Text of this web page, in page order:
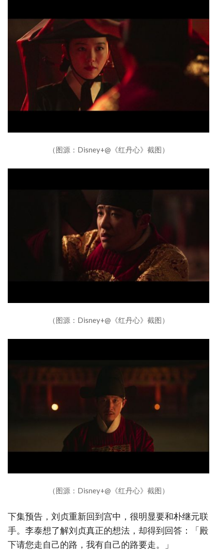
（图源：Disney+@《红丹心》截图）
（图源：Disney+@《红丹心》截图）
（图源：Disney+@《红丹心》截图）
下集预告，刘贞重新回到宫中，很明显要和朴继元联
手。李泰想了解刘贞真正的想法，却得到回答：「殿
下请您走自己的路，我有自己的路要走。」